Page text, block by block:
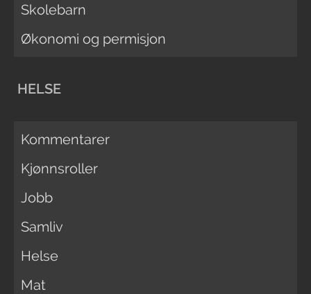
Skolebarn
Økonomi og permisjon
HELSE
Kommentarer
Kjønnsroller
Jobb
Samliv
Helse
Mat